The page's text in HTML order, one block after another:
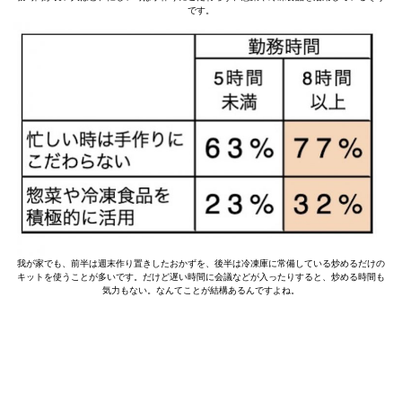
です。
我が家でも、前半は週末作り置きしたおかずを、後半は冷凍庫に常備している炒めるだけの
キットを使うことが多いです。だけど遅い時間に会議などが入ったりすると、炒める時間も
気力もない。なんてことが結構あるんですよね。